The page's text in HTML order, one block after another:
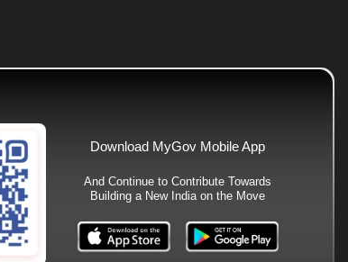
Download MyGov Mobile App
And Continue to Contribute Towards
Building a New India on the Move